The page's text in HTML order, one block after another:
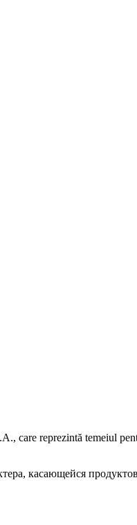
reprezintă temeiul
касающейся